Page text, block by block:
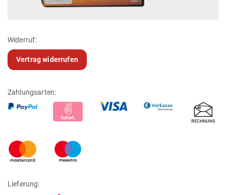
Widerruf:
Vertrag widerrufen
Zahlungsarten:
Lieferung: